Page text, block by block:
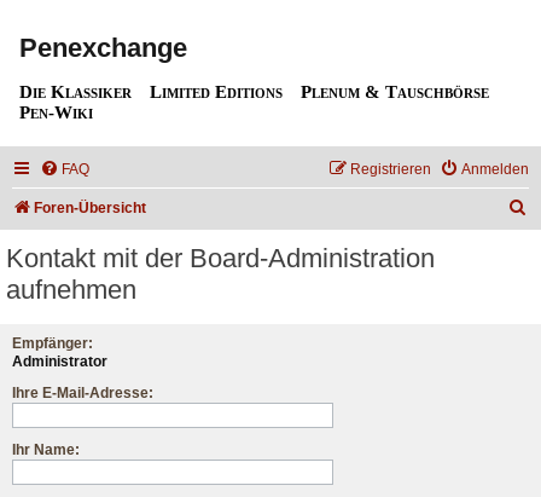
Penexchange
Die Klassiker Limited Editions
Plenum & Tauschbörse
Pen-Wiki
FAQ Anmelden
Registrieren
Foren-Übersicht
Kontakt mit der Board-Administration
aufnehmen
Empfänger:
Administrator
Ihre E-Mail-Adresse:
Ihr Name: